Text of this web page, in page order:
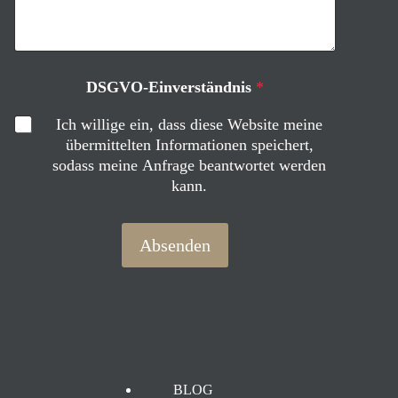
i
-
d
r
e
s
e
N
DSGVO-Einverständnis *
Ich willige ein, dass diese Website meine
übermittelten Informationen speichert,
sodass meine Anfrage beantwortet werden
kann.
Absenden
BLOG